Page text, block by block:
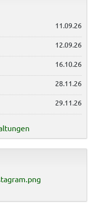
11.09.26
12.09.26
16.10.26
28.11.26
29.11.26